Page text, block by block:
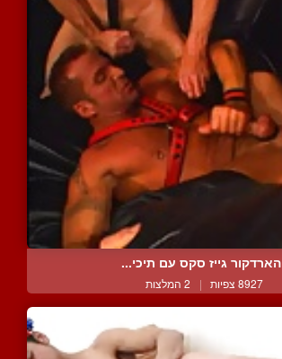
הארדקור גייז סקס עם תיכי...
8927 צפיות | 2 המלצות